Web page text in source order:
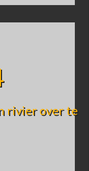
rivier over te